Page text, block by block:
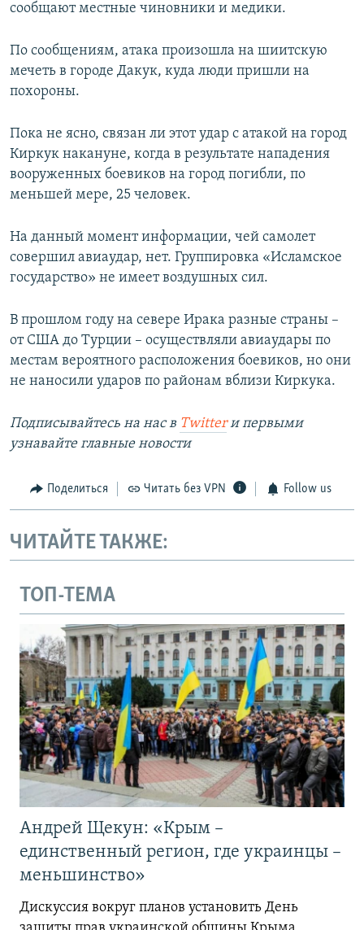
сообщают местные чиновники и медики.
По сообщениям, атака произошла на шиитскую
мечеть в городе Дакук, куда люди пришли на
похороны.
Пока не ясно, связан ли этот удар с атакой на город
Киркук накануне, когда в результате нападения
вооруженных боевиков на город погибли, по
меньшей мере, 25 человек.
На данный момент информации, чей самолет
совершил авиаудар, нет. Группировка «Исламское
государство» не имеет воздушных сил.
В прошлом году на севере Ирака разные страны –
от США до Турции – осуществляли авиаудары по
местам вероятного расположения боевиков, но они
не наносили ударов по районам вблизи Киркука.
Подписывайтесь на наc в Twitterи первыми
узнавайте главные новости
Поделиться Читать без VPN Follow us
ЧИТАЙТЕ ТАКЖЕ:
ТОП-ТЕМА
Андрей Щекун: «Крым –
единственный регион, где украинцы –
меньшинство»
Дискуссия вокруг планов установить День